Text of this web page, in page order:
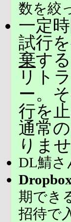
数を絞
一定
試行
棄す
リト
ー。
行を
通常
りませ
DL鯖さ
期でき
招待で